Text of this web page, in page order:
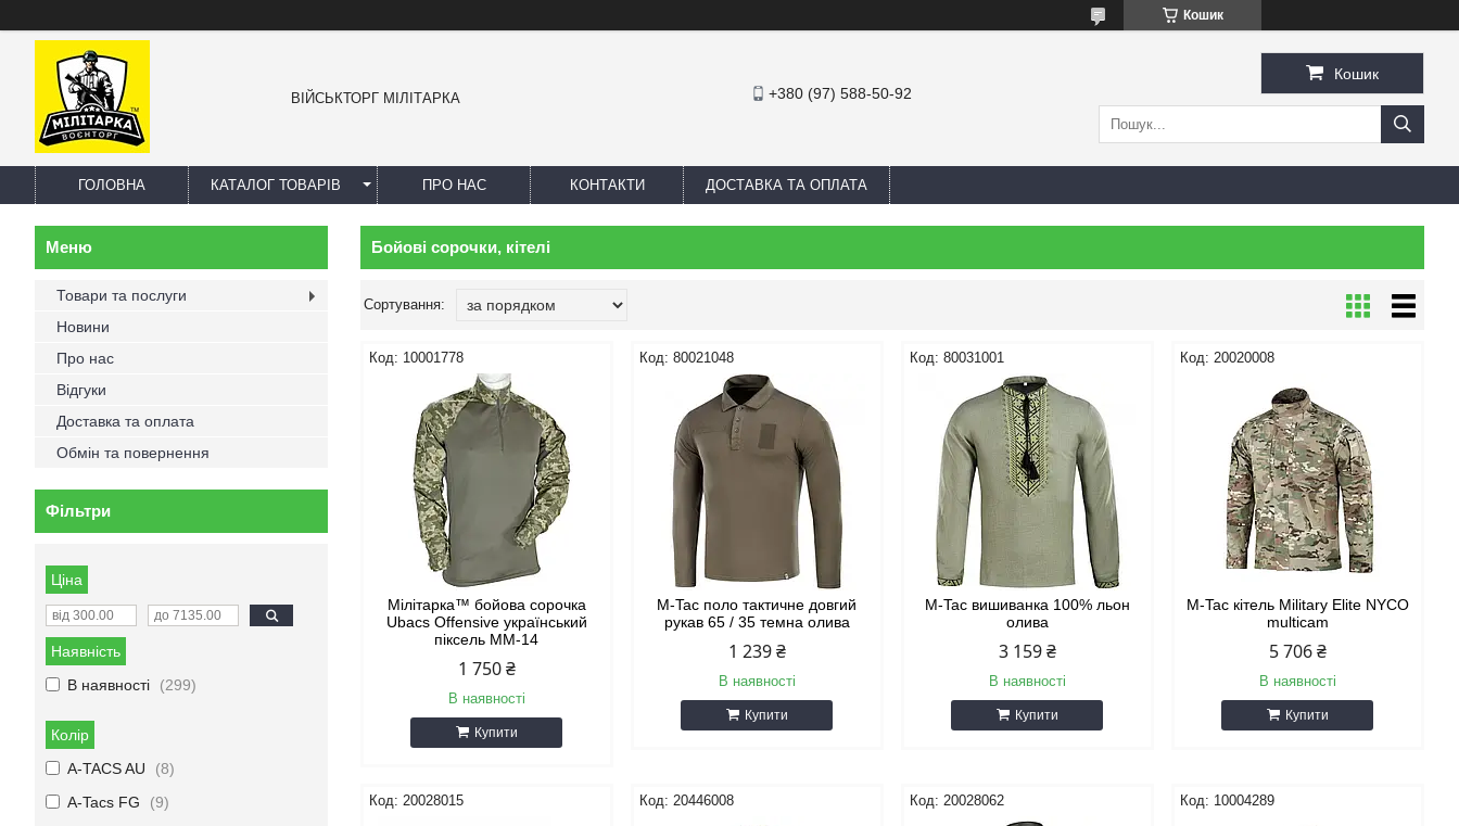
Кошик
ВІЙСЬКТОРГ МІЛІТАРКА +380 (97) 588-50-92
Кошик
ГОЛОВНА КАТАЛОГ ТОВАРІВ ПРО НАС КОНТАКТИ ДОСТАВКА ТА ОПЛАТА
Бойові сорочки, кітелі
10001778
Мілітарка™ бойова сорочка
Ubacs Оffensive український
піксель ММ-14
1 750 ₴
В наявності
Купити
80021048
M-Tac поло тактичне довгий
рукав 65 / 35 темна олива
1 239 ₴
В наявності
Купити
80031001
M-Tac вишиванка 100% льон
олива
3 159 ₴
В наявності
Купити
20020008
M-Tac кітель Military Elite NYCO
multicam
5 706 ₴
В наявності
Купити
20028015 20446008 20028062 10004289
Товари та послуги
Новини
Про нас
Відгуки
Доставка та оплата
Обмін та повернення
Фільтри
Ціна
Наявність
В наявності
299
Колір
A-TACS AU
8
A-Tacs FG
9